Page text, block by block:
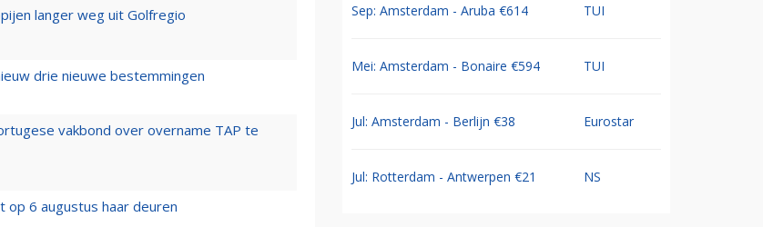
langer weg uit Golfregio
drie nieuwe bestemmingen
vakbond over overname TAP te
op 6 augustus haar deuren
Sep: Amsterdam - Aruba €614 TUI
Mei: Amsterdam - Bonaire €594 TUI
Jul: Amsterdam - Berlijn €38 Eurostar
Jul: Rotterdam - Antwerpen €21 NS